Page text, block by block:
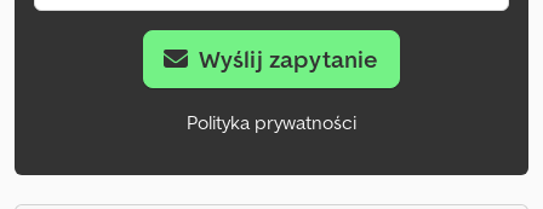
Wyślij zapytanie
Polityka prywatności